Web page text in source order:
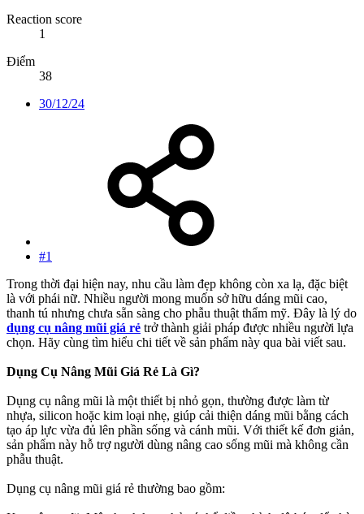
Reaction score
1
Điểm
38
30/12/24
#1
Trong thời đại hiện nay, nhu cầu làm đẹp không còn xa lạ, đặc biệt
là với phái nữ. Nhiều người mong muốn sở hữu dáng mũi cao,
thanh tú nhưng chưa sẵn sàng cho phẫu thuật thẩm mỹ. Đây là lý do
dụng cụ nâng mũi giá rẻ trở thành giải pháp được nhiều người lựa
chọn. Hãy cùng tìm hiểu chi tiết về sản phẩm này qua bài viết sau.
Dụng Cụ Nâng Mũi Giá Rẻ Là Gì?
Dụng cụ nâng mũi là một thiết bị nhỏ gọn, thường được làm từ
nhựa, silicon hoặc kim loại nhẹ, giúp cải thiện dáng mũi bằng cách
tạo áp lực vừa đủ lên phần sống và cánh mũi. Với thiết kế đơn giản,
sản phẩm này hỗ trợ người dùng nâng cao sống mũi mà không cần
phẫu thuật.
Dụng cụ nâng mũi giá rẻ thường bao gồm: